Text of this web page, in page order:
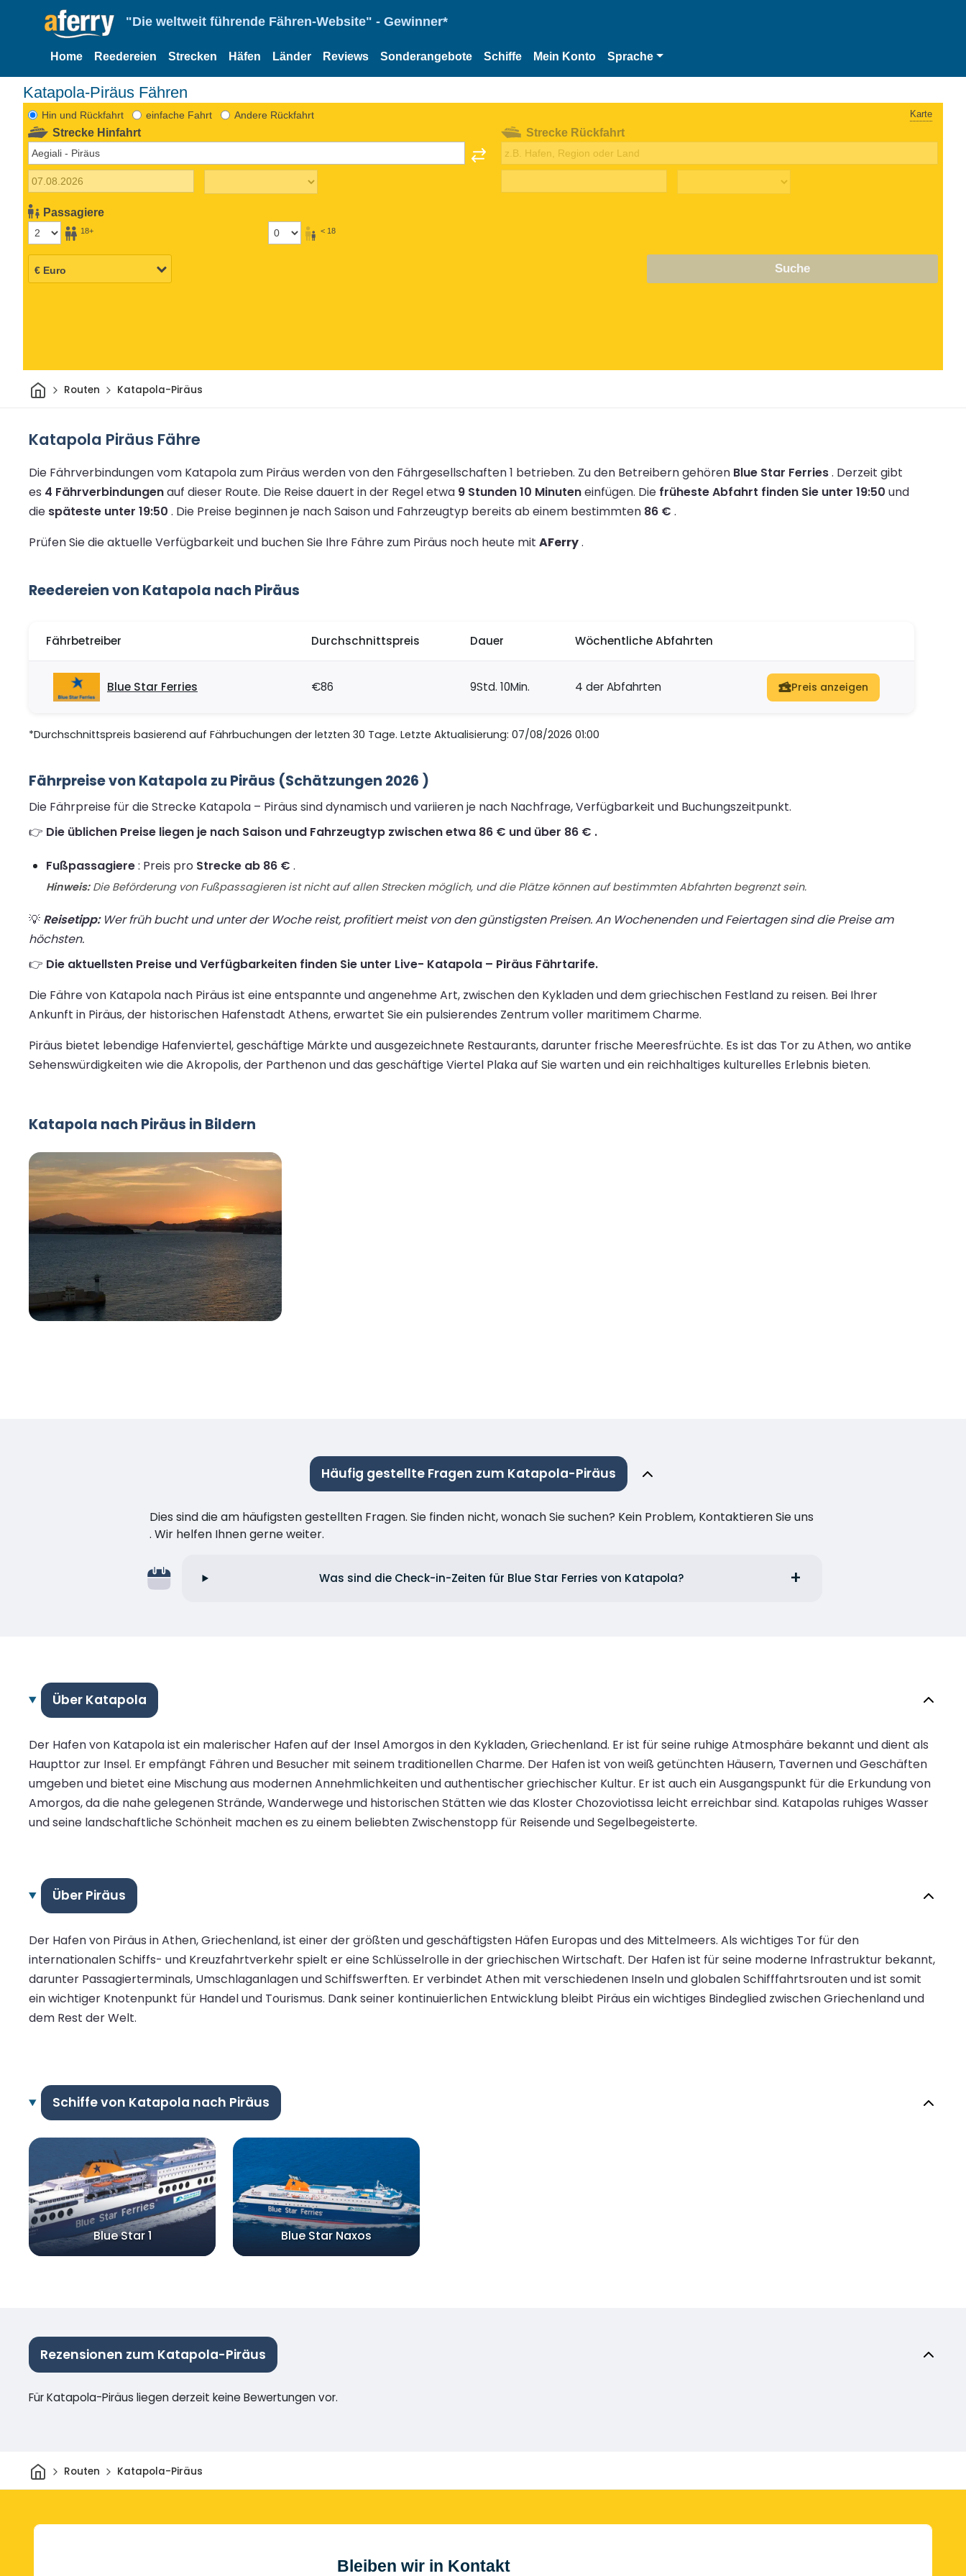
"Die weltweit führende Fähren-Website" - Gewinner*
Home Reedereien Strecken Häfen Länder Reviews Sonderangebote Schiffe Mein Konto Sprache
Katapola-Piräus Fähren
Hin und Rückfahrt einfache Fahrt Andere Rückfahrt Karte
Strecke Hinfahrt
Passagiere
18+ < 18
Strecke Rückfahrt
Suche
HeimRouten Katapola-Piräus
Katapola Piräus Fähre
Die Fährverbindungen vom Katapola zum Piräus werden von den Fährgesellschaften 1 betrieben. Zu den Betreibern gehören Blue Star Ferries. Derzeit gibt
es 4 Fährverbindungenauf dieser Route. Die Reise dauert in der Regel etwa 9 Stunden 10 Minuteneinfügen. Die früheste Abfahrt finden Sie unter 19:50 und
die späteste unter 19:50 . Die Preise beginnen je nach Saison und Fahrzeugtyp bereits ab einem bestimmten 86 € .
Prüfen Sie die aktuelle Verfügbarkeit und buchen Sie Ihre Fähre zum Piräus noch heute mit AFerry.
Reedereien von Katapola nach Piräus
Fährbetreiber Durchschnittspreis Dauer Wöchentliche Abfahrten
Blue Star Ferries €86 9Std. 10Min. 4 der Abfahrten Preis anzeigen
*Durchschnittspreis basierend auf Fährbuchungen der letzten 30 Tage. Letzte Aktualisierung: 07/08/2026 01:00
Fährpreise von Katapola zu Piräus (Schätzungen 2026 )
Die Fährpreise für die Strecke Katapola – Piräus sind dynamisch und variieren je nach Nachfrage, Verfügbarkeit und Buchungszeitpunkt.
👉 Die üblichen Preise liegen je nach Saison und Fahrzeugtyp zwischen etwa 86 € und über 86 € .
Fußpassagiere: Preis pro Strecke ab 86 € .
Hinweis:Die Beförderung von Fußpassagieren ist nicht auf allen Strecken möglich, und die Plätze können auf bestimmten Abfahrten begrenzt sein.
💡 Reisetipp:Wer früh bucht und unter der Woche reist, profitiert meist von den günstigsten Preisen. An Wochenenden und Feiertagen sind die Preise am
höchsten.
👉 Die aktuellsten Preise und Verfügbarkeiten finden Sie unter Live- Katapola – Piräus Fährtarife.
Die Fähre von Katapola nach Piräus ist eine entspannte und angenehme Art, zwischen den Kykladen und dem griechischen Festland zu reisen. Bei Ihrer
Ankunft in Piräus, der historischen Hafenstadt Athens, erwartet Sie ein pulsierendes Zentrum voller maritimem Charme.
Piräus bietet lebendige Hafenviertel, geschäftige Märkte und ausgezeichnete Restaurants, darunter frische Meeresfrüchte. Es ist das Tor zu Athen, wo antike
Sehenswürdigkeiten wie die Akropolis, der Parthenon und das geschäftige Viertel Plaka auf Sie warten und ein reichhaltiges kulturelles Erlebnis bieten.
Katapola nach Piräus in Bildern
Häufig gestellte Fragen zum Katapola-Piräus
Dies sind die am häufigsten gestellten Fragen. Sie finden nicht, wonach Sie suchen? Kein Problem, Kontaktieren Sie uns
. Wir helfen Ihnen gerne weiter.
Was sind die Check-in-Zeiten für Blue Star Ferries von Katapola?
Über Katapola
Der Hafen von Katapola ist ein malerischer Hafen auf der Insel Amorgos in den Kykladen, Griechenland. Er ist für seine ruhige Atmosphäre bekannt und dient als
Haupttor zur Insel. Er empfängt Fähren und Besucher mit seinem traditionellen Charme. Der Hafen ist von weiß getünchten Häusern, Tavernen und Geschäften
umgeben und bietet eine Mischung aus modernen Annehmlichkeiten und authentischer griechischer Kultur. Er ist auch ein Ausgangspunkt für die Erkundung von
Amorgos, da die nahe gelegenen Strände, Wanderwege und historischen Stätten wie das Kloster Chozoviotissa leicht erreichbar sind. Katapolas ruhiges Wasser
und seine landschaftliche Schönheit machen es zu einem beliebten Zwischenstopp für Reisende und Segelbegeisterte.
Über Piräus
Der Hafen von Piräus in Athen, Griechenland, ist einer der größten und geschäftigsten Häfen Europas und des Mittelmeers. Als wichtiges Tor für den
internationalen Schiffs- und Kreuzfahrtverkehr spielt er eine Schlüsselrolle in der griechischen Wirtschaft. Der Hafen ist für seine moderne Infrastruktur bekannt,
darunter Passagierterminals, Umschlaganlagen und Schiffswerften. Er verbindet Athen mit verschiedenen Inseln und globalen Schifffahrtsrouten und ist somit
ein wichtiger Knotenpunkt für Handel und Tourismus. Dank seiner kontinuierlichen Entwicklung bleibt Piräus ein wichtiges Bindeglied zwischen Griechenland und
dem Rest der Welt.
Schiffe von Katapola nach Piräus
Blue Star 1 Blue Star Naxos
Rezensionen zum Katapola-Piräus
Für Katapola-Piräus liegen derzeit keine Bewertungen vor.
HeimRouten Katapola-Piräus
Bleiben wir in Kontakt